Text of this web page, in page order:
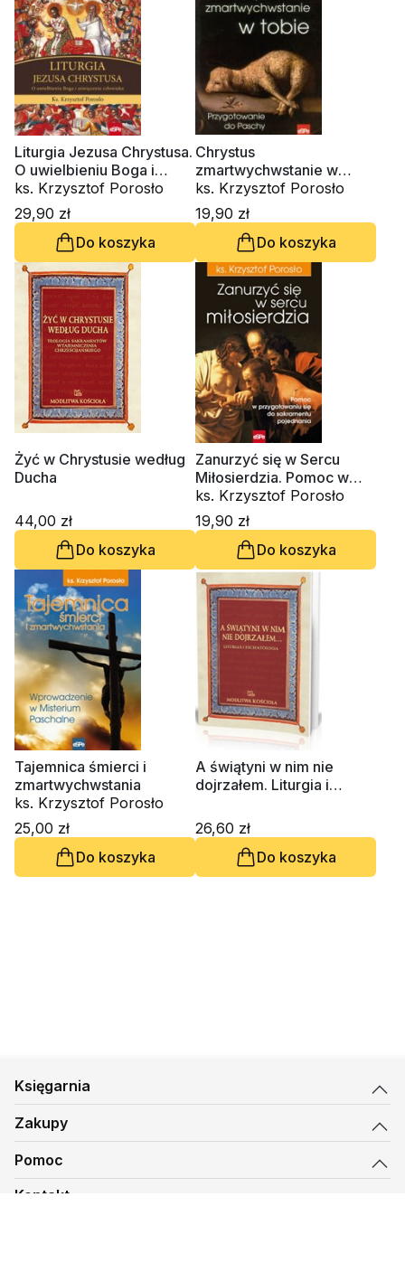
Liturgia Jezusa Chrystusa.
O uwielbieniu Boga i
uświęceniu człowieka
ks. Krzysztof Porosło
29,90 zł
Do koszyka
Chrystus
zmartwychwstanie w
tobie
ks. Krzysztof Porosło
19,90 zł
Do koszyka
Żyć w Chrystusie według
Ducha
44,00 zł
Do koszyka
Zanurzyć się w Sercu
Miłosierdzia. Pomoc w
przygotowaniu do
sakramentu pojednania
ks. Krzysztof Porosło
19,90 zł
Do koszyka
Tajemnica śmierci i
zmartwychwstania
ks. Krzysztof Porosło
25,00 zł
Do koszyka
A świątyni w nim nie
dojrzałem. Liturgia i
26,60 zł
Do koszyka
Księgarnia
Zakupy
Pomoc
Kontakt